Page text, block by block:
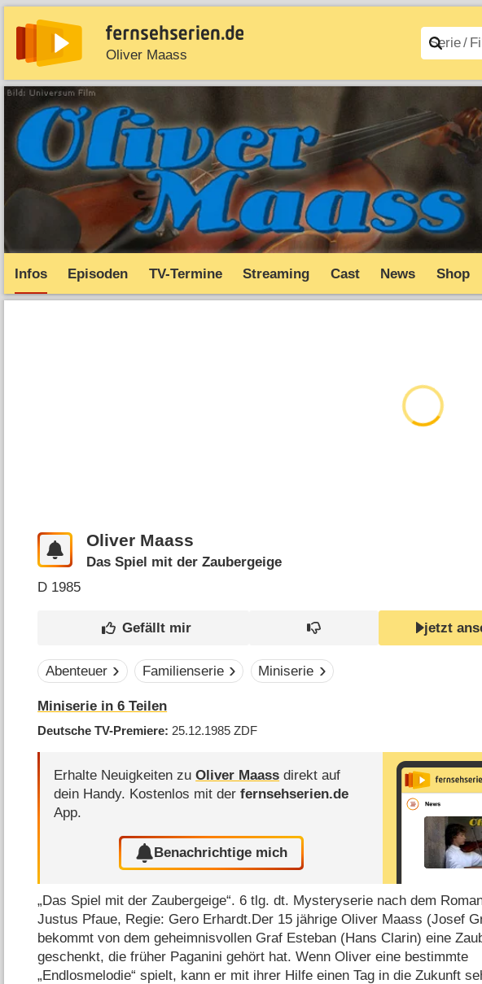
Oliver Maass
News Entdecken Streaming Filme A–Z
Infos Episoden TV-Termine Streaming Cast News Shop
Oliver Maass
Das Spiel mit der Zaubergeige
D 1985
jetzt
Abenteuer Familienserie Miniserie
Miniserie in 6 Teilen
Deutsche TV-Premiere 25.12.1985ZDF
Erhalte Neuigkeiten zuOliver Maass direkt auf
dein Handy. Kostenlos mit derfernsehserien.de
App.
Benachrichtige mich
„Das Spiel mit der Zaubergeige“. 6 tlg. dt. Mysteryserie nach dem
Justus Pfaue, Regie: Gero Erhardt.Der 15 jährige Oliver Maass (Josef
bekommt von dem geheimnisvollen Graf Esteban (Hans Clarin) eine
geschenkt, die früher Paganini gehört hat. Wenn Oliver eine bestimmte
„Endlosmelodie“ spielt, kann er mit ihrer Hilfe einen Tag in die Zukunft